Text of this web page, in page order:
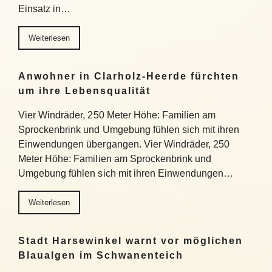
Einsatz in…
Weiterlesen
Anwohner in Clarholz-Heerde fürchten
um ihre Lebensqualität
Vier Windräder, 250 Meter Höhe: Familien am
Sprockenbrink und Umgebung fühlen sich mit ihren
Einwendungen übergangen. Vier Windräder, 250
Meter Höhe: Familien am Sprockenbrink und
Umgebung fühlen sich mit ihren Einwendungen…
Weiterlesen
Stadt Harsewinkel warnt vor möglichen
Blaualgen im Schwanenteich